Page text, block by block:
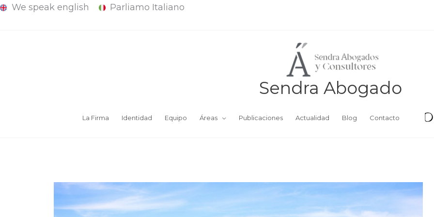
We speak english Parliamo Italiano
Sendra Abogado
La Firma Identidad Equipo Áreas Publicaciones Actualidad Blog Contacto